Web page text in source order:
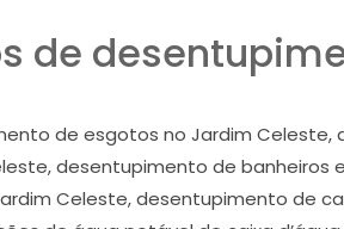
de
de esgotos no Jardim
desentupimento de
Celeste, desentupimento de